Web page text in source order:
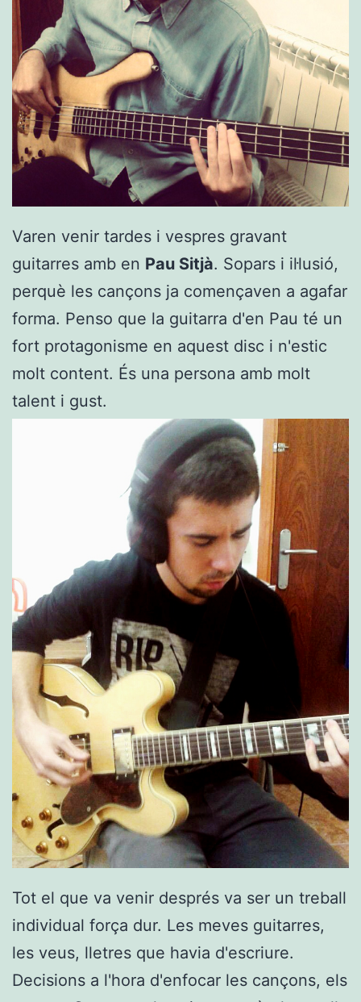
Varen venir tardes i vespres gravant
guitarres amb en Pau Sitjà. Sopars i il·lusió,
perquè les cançons ja començaven a agafar
forma. Penso que la guitarra d'en Pau té un
fort protagonisme en aquest disc i n'estic
molt content. És una persona amb molt
talent i gust.
Tot el que va venir després va ser un treball
individual força dur. Les meves guitarres,
les veus, lletres que havia d'escriure.
Decisions a l'hora d'enfocar les cançons, els